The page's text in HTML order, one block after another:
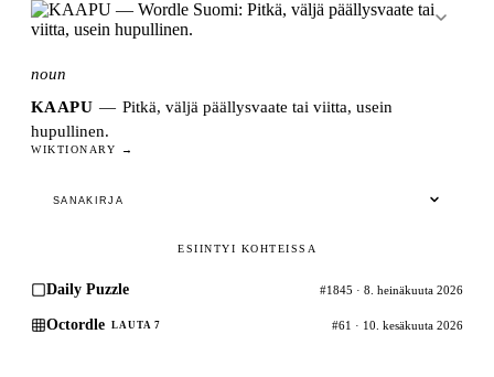
noun
KAAPU — Pitkä, väljä päällysvaate tai viitta, usein
hupullinen.
WIKTIONARY →
SANAKIRJA
ESIINTYI KOHTEISSA
Daily Puzzle #1845 · 8. heinäkuuta 2026
Octordle LAUTA 7 #61 · 10. kesäkuuta 2026